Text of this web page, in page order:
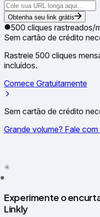
Obtenha seu link grátis
500 cliques rastreados/
Sem cartão de crédito
Rastreie 500 cliques
incluídos.
Comece Gratuitamente
Sem cartão de crédito
Grande volume? Fale
✳
●
Experimente o
Linkly